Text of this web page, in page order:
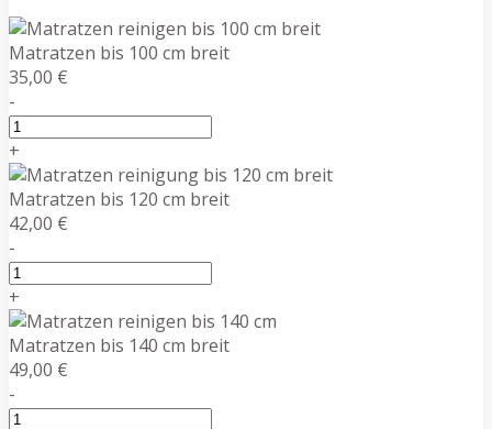
Matratzen bis 100 cm breit
35,00 €
-
+
Matratzen bis 120 cm breit
42,00 €
-
+
Matratzen bis 140 cm breit
49,00 €
-